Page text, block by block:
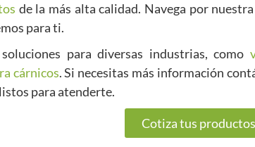
de la más alta calidad. Navega por
para ti.
para diversas industrias, como
cárnicos. Si necesitas más información
para atenderte.
Cotiza tus productos